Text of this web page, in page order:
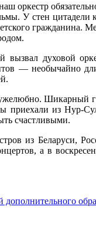
оркестр
У стен цитадели
вызвал духовой
— необычайно
Шикарный
приехали из Нур-
счастливыми.
из Беларуси,
а в